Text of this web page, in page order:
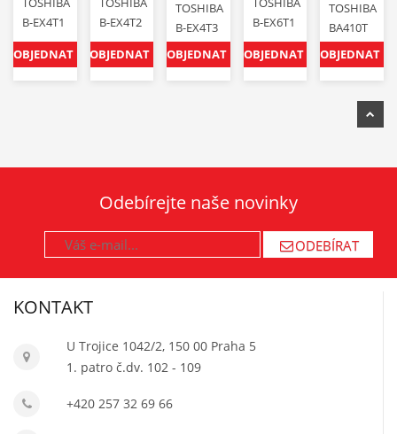
B-EX4T1
OBJEDNAT
B-EX4T2
OBJEDNAT
TOSHIBA
B-EX4T3
OBJEDNAT
B-EX6T1
OBJEDNAT
TOSHIBA
BA410T
OBJEDNAT
Odebírejte naše novinky
ODEBÍRAT
KONTAKT
U Trojice 1042/2, 150 00 Praha 5
1. patro č.dv. 102 - 109
+420 257 32 69 66